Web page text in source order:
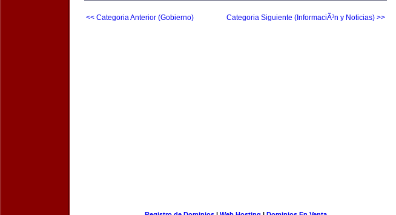
<< Categoria Anterior (Gobierno) Categoria Siguiente (InformaciÃ³n y Noticias) >>